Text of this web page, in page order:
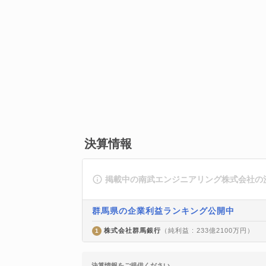
決算情報
掲載中の南武エンジニアリング株式会社の
群馬県の企業利益ランキング公開中
1 株式会社群馬銀行 （純利益 : 233億2100万円）